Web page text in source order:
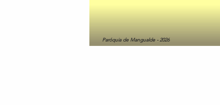
Paróquia de Mangualde - 2026